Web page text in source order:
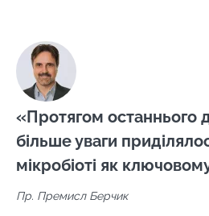
«Протягом останнього
більше уваги
мікробіоті як
Пр. Премисл Берчик